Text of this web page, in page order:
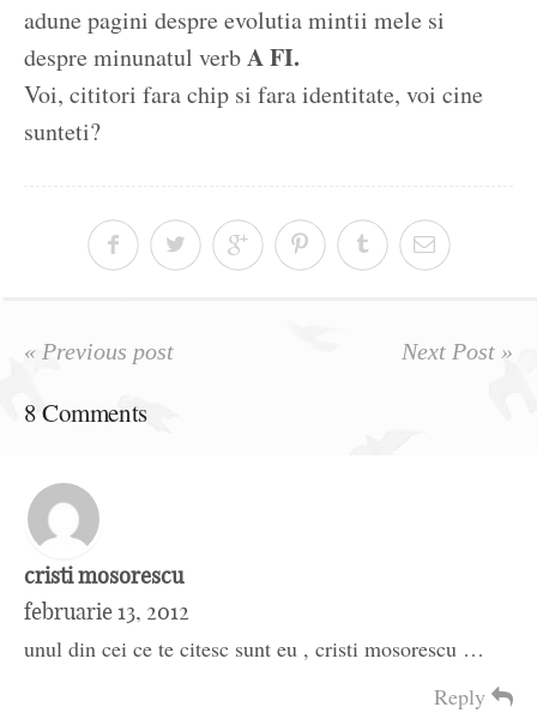
adune pagini despre evolutia mintii mele si
despre minunatul verbA FI.
Voi, cititori fara chip si fara identitate, voi cine
sunteti?
« Previous post Next Post »
8 Comments
cristi mosorescu
februarie 13, 2012
unul din cei ce te citesc sunt eu , cristi mosorescu …
Reply